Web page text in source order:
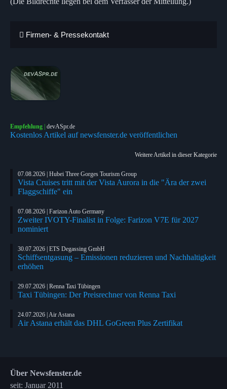
Firmen- & Pressekontakt
Empfehlung | devASpr.de
Kostenlos Artikel auf newsfenster.de veröffentlichen
Weitere Artikel in dieser Kategorie
07.08.2026 | Hubei Three Gorges Tourism Group
Vista Cruises tritt mit der Vista Aurora in die "Ära der zwei
Flaggschiffe" ein
07.08.2026 | Farizon Auto Germany
Zweiter IVOTY-Finalist in Folge: Farizon V7E für 2027
nominiert
30.07.2026 | ETS Degassing GmbH
Schiffsentgasung – Emissionen reduzieren und Nachhaltigkeit
erhöhen
29.07.2026 | Renna Taxi Tübingen
Taxi Tübingen: Der Preisrechner von Renna Taxi
24.07.2026 | Air Astana
Air Astana erhält das DHL GoGreen Plus Zertifikat
Über Newsfenster.de
seit: Januar 2011